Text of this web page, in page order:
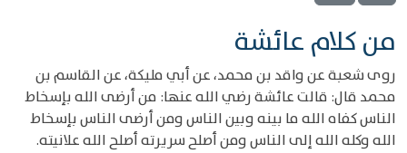
من كلام عائشة
روى شعبة عن واقد بن محمد، عن أبي مليكة، عن القاسم بن
محمد قال: قالت عائشة رضي الله عنها: من أرضى الله بإسخاط
الناس كفاه الله ما بينه وبين الناس ومن أرضى الناس بإسخاط
الله وكله الله إلى الناس ومن أصلح سريرته أصلح الله علانيته.